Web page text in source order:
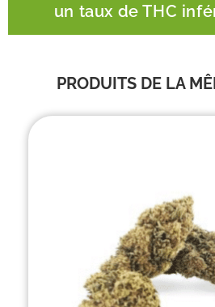
un taux de THC
PRODUITS DE LA